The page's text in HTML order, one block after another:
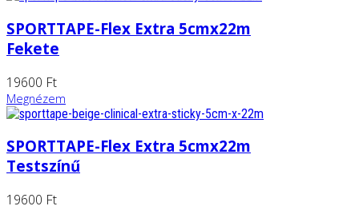
SPORTTAPE-Flex Extra 5cmx22m
Fekete
19600 Ft
Megnézem
SPORTTAPE-Flex Extra 5cmx22m
Testszínű
19600 Ft